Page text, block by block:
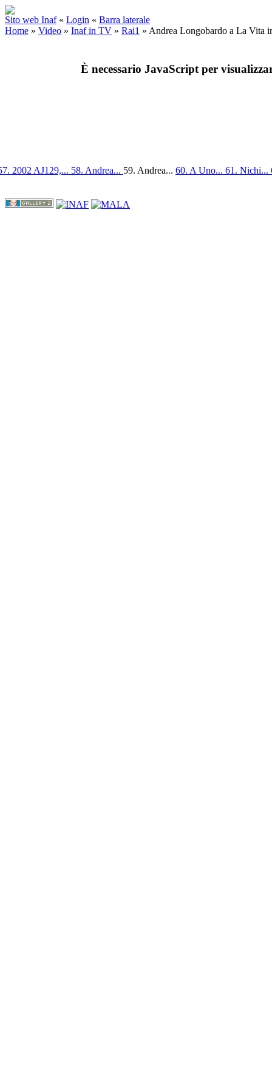
Sito web Inaf « Login « Barra laterale
Home » Video » Inaf in TV » Rai1 » Andrea Longobardo a La Vita
È necessario JavaScript per
2002 AJ129,... 58. Andrea... 59. Andrea... 60. A Uno... 61. Nichi...